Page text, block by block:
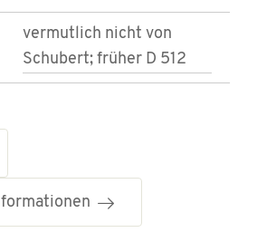
vermutlich nicht von
Schubert; früher D 512